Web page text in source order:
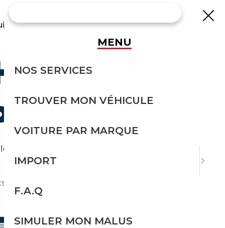
CSR-200
en import avec l'accompagnement Courtage
200
MENU
NOS SERVICES
TROUVER MON VÉHICULE
VOITURE PAR MARQUE
IMPORT
F.A.Q
SIMULER MON MALUS